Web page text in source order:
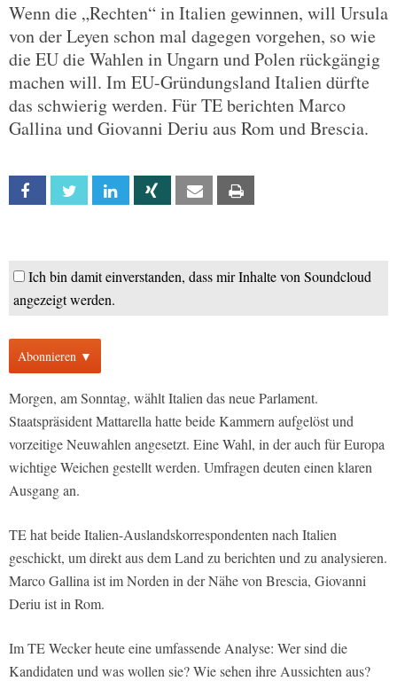
Wenn die „Rechten“ in Italien gewinnen, will Ursula
von der Leyen schon mal dagegen vorgehen, so wie
die EU die Wahlen in Ungarn und Polen rückgängig
machen will. Im EU-Gründungsland Italien dürfte
das schwierig werden. Für TE berichten Marco
Gallina und Giovanni Deriu aus Rom und Brescia.
Facebook Twitter Linkedin Xing Email
Ich bin damit einverstanden, dass mir Inhalte von Soundcloud
angezeigt werden.
Abonnieren ▼
Morgen, am Sonntag, wählt Italien das neue Parlament.
Staatspräsident Mattarella hatte beide Kammern aufgelöst und
vorzeitige Neuwahlen angesetzt. Eine Wahl, in der auch für Europa
wichtige Weichen gestellt werden. Umfragen deuten einen klaren
Ausgang an.
TE hat beide Italien-Auslandskorrespondenten nach Italien
geschickt, um direkt aus dem Land zu berichten und zu analysieren.
Marco Gallina ist im Norden in der Nähe von Brescia, Giovanni
Deriu ist in Rom.
Im TE Wecker heute eine umfassende Analyse: Wer sind die
Kandidaten und was wollen sie? Wie sehen ihre Aussichten aus?